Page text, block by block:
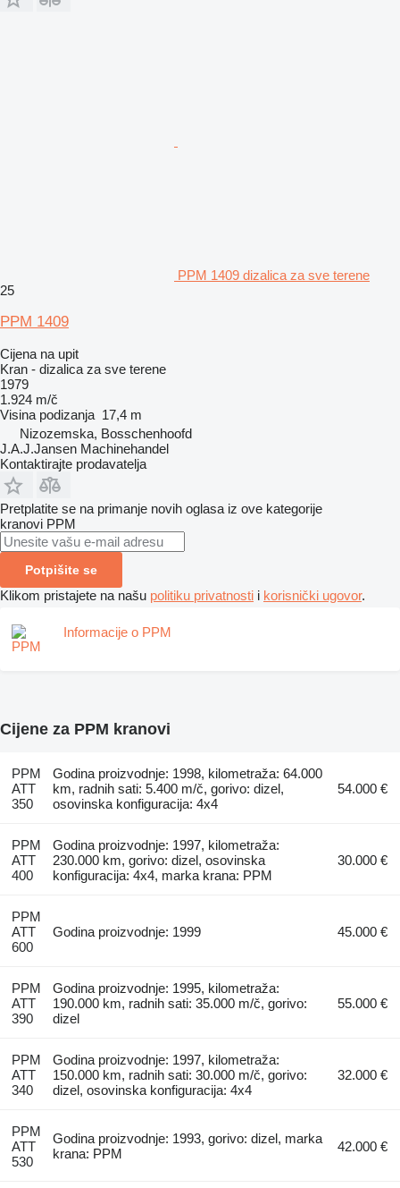
PPM 1409 dizalica za sve terene
25
PPM 1409
Cijena na upit
Kran - dizalica za sve terene
1979
1.924 m/č
Visina podizanja 17,4 m
Nizozemska, Bosschenhoofd
J.A.J.Jansen Machinehandel
Kontaktirajte prodavatelja
Pretplatite se na primanje novih oglasa iz ove kategorije
kranovi PPM
Potpišite se
Klikom pristajete na našu politiku privatnosti i korisnički ugovor.
Informacije o PPM
Cijene za PPM kranovi
PPM
ATT
350
Godina proizvodnje: 1998, kilometraža: 64.000
km, radnih sati: 5.400 m/č, gorivo: dizel,
osovinska konfiguracija: 4x4
54.000 €
PPM
ATT
400
Godina proizvodnje: 1997, kilometraža:
230.000 km, gorivo: dizel, osovinska
konfiguracija: 4x4, marka krana: PPM
30.000 €
PPM
ATT
600
Godina proizvodnje: 1999 45.000 €
PPM
ATT
390
Godina proizvodnje: 1995, kilometraža:
190.000 km, radnih sati: 35.000 m/č, gorivo:
dizel
55.000 €
PPM
ATT
340
Godina proizvodnje: 1997, kilometraža:
150.000 km, radnih sati: 30.000 m/č, gorivo:
dizel, osovinska konfiguracija: 4x4
32.000 €
PPM
ATT
530
Godina proizvodnje: 1993, gorivo: dizel, marka
krana: PPM
42.000 €